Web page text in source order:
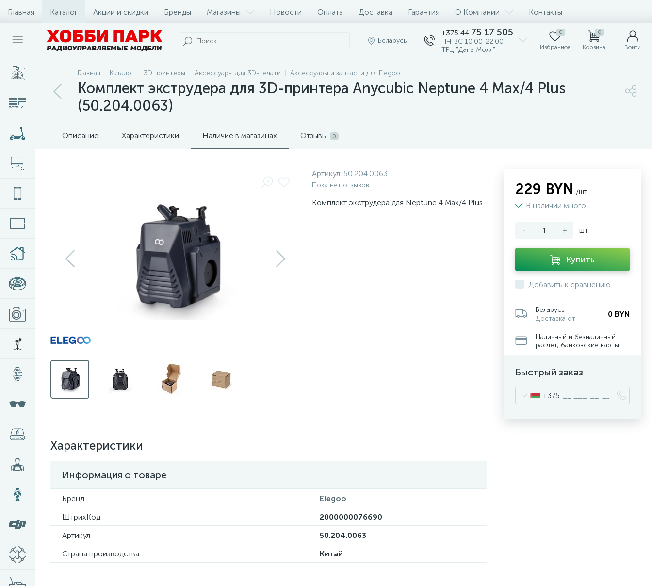
Главная Каталог Акции и скидки Бренды Магазины Новости Оплата Доставка Гарантия О Компании Контакты
Беларусь
+375 44 75 17 505
ПН-ВС 10:00-22:00
ТРЦ "Дана Молл"
0
Избранное
0
Корзина Войти
Главная Каталог 3D принтеры Аксессуары для 3D-печати Аксессуары и запчасти для Elegoo
Комплект экструдера для 3D-принтера Anycubic Neptune 4 Max/4 Plus
(50.204.0063)
Описание Характеристики Наличие в магазинах Отзывы 0
Артикул: 50.204.0063
Пока нет отзывов
Комплект экструдера для Neptune 4 Max/4 Plus
Характеристики
Информация о товаре
Бренд
Elegoo
ШтрихКод
2000000076690
Артикул
50.204.0063
Страна производства
Китай
229 BYN /шт
В наличии много
- + шт
Купить
Добавить к сравнению
Беларусь
Доставка от
0 BYN
Наличный и безналичный
расчет, банковские карты
Быстрый заказ
+375